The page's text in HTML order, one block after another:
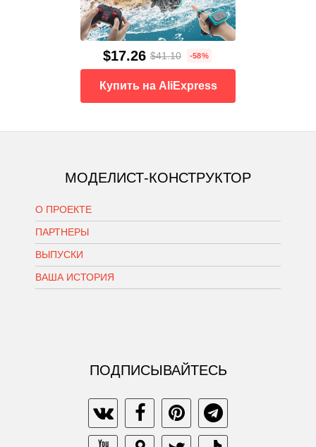
$17.26 $41.10 -58%
Купить на AliExpress
МОДЕЛИСТ-КОНСТРУКТОР
О ПРОЕКТЕ
ПАРТНЕРЫ
ВЫПУСКИ
ВАША ИСТОРИЯ
ПОДПИСЫВАЙТЕСЬ